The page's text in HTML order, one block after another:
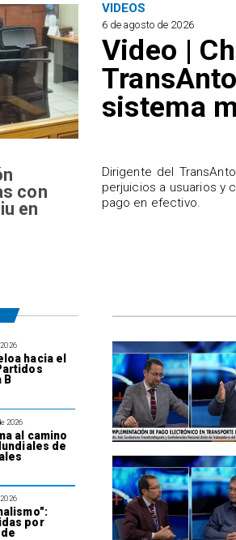
VIDEOS
6 de agosto de 2026
Video |
sistema
​Dirigente del
perjuicios a usuarios y
pago en efectivo.
con
en
hacia el
B
2026
al camino
de
por